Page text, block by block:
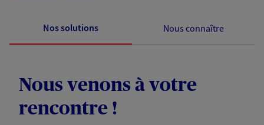
Nos solutions Nous connaître
Nous venons à votre
rencontre !